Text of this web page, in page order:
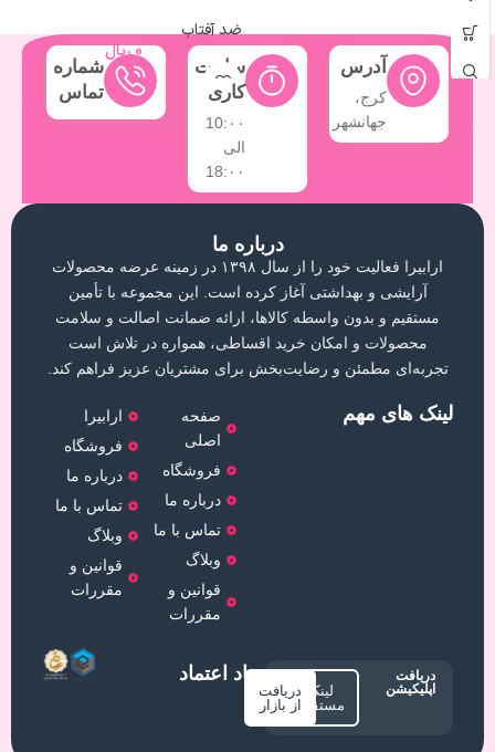
ضد آفتاب
0ریال
آدرس
کرج،
جهانشهر
ساعت
کاری
10:۰۰
الی
18:۰۰
شماره
تماس
لینک های مهم
صفحه
اصلی
فروشگاه
درباره ما
تماس با ما
وبلاگ
قوانین و
مقررات
ارابیرا
فروشگاه
درباره ما
تماس با ما
وبلاگ
قوانین و
مقررات
درباره ما
ارابیرا فعالیت خود را از سال ۱۳۹۸ در زمینه عرضه محصولات
آرایشی و بهداشتی آغاز کرده است. این مجموعه با تأمین
مستقیم و بدون واسطه کالاها، ارائه ضمانت اصالت و سلامت
محصولات و امکان خرید اقساطی، همواره در تلاش است
تجربه‌ای مطمئن و رضایت‌بخش برای مشتریان عزیز فراهم کند.
دریافت
اپلیکیشن
لینک
مستقیم
دریافت
از بازار
نماد اعتماد